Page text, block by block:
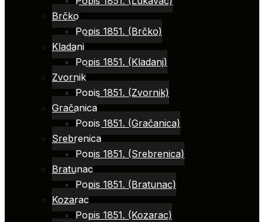
Brčko
Popis 1851. (Brčko)
Kladanj
Popis 1851. (Kladanj)
Zvornik
Popis 1851. (Zvornik)
Gračanica
Popis 1851. (Gračanica)
Srebrenica
Popis 1851. (Srebrenica)
Bratunac
Popis 1851. (Bratunac)
Kozarac
Popis 1851. (Kozarac)